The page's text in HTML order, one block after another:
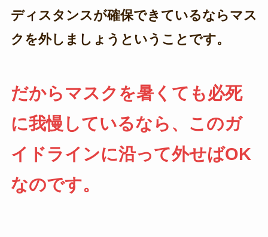
ディスタンスが確保できているならマス
クを外しましょうということです。
だからマスクを暑くても必死
に我慢しているなら、このガ
イドラインに沿って外せばOK
なのです。